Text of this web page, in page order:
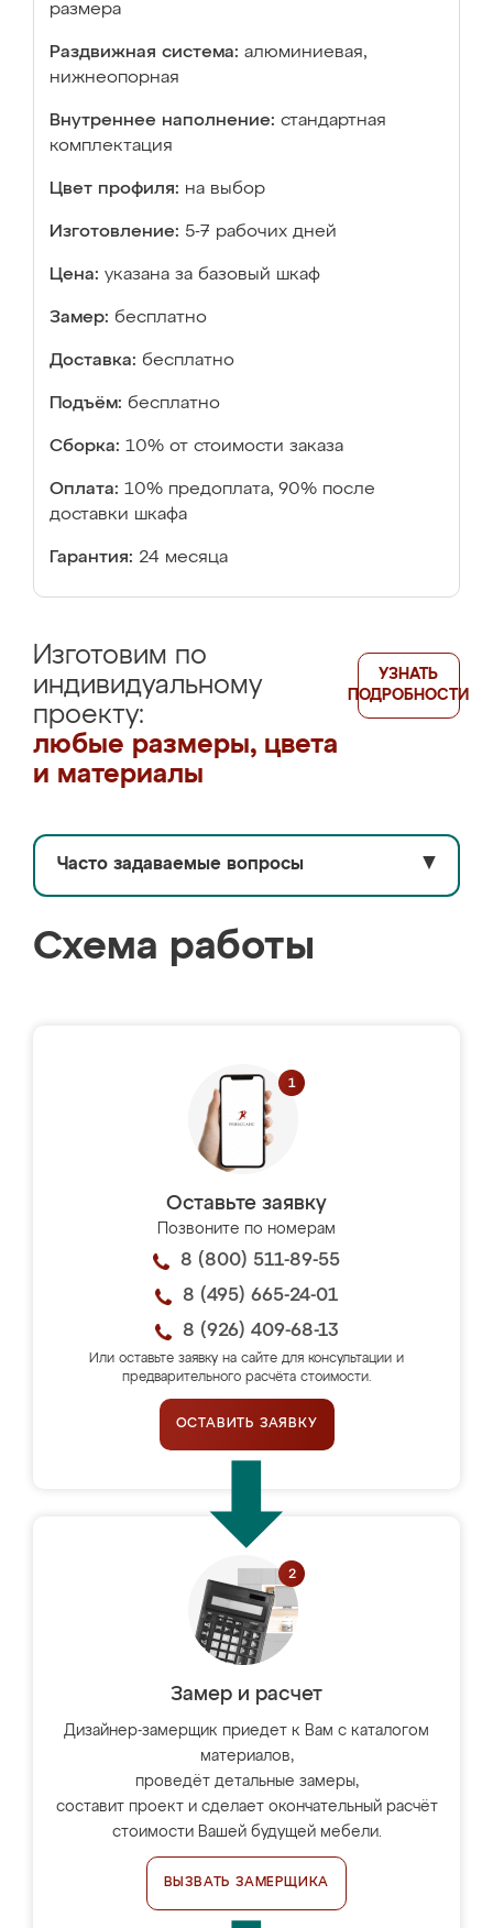
размера
Раздвижная система: алюминиевая,
нижнеопорная
Внутреннее наполнение: стандартная
комплектация
Цвет профиля: на выбор
Изготовление: 5-7 рабочих дней
Цена: указана за базовый шкаф
Замер: бесплатно
Доставка: бесплатно
Подъём: бесплатно
Сборка: 10% от стоимости заказа
Оплата: 10% предоплата, 90% после
доставки шкафа
Гарантия: 24 месяца
Изготовим по
индивидуальному
проекту:
любые размеры, цвета
и материалы
УЗНАТЬ
ПОДРОБНОСТИ
Часто задаваемые вопросы ▼
Схема работы
Оставьте заявку
Позвоните по номерам
8 (800) 511-89-55
8 (495) 665-24-01
8 (926) 409-68-13
Или оставьте заявку на сайте для консультации и
предварительного расчёта стоимости.
ОСТАВИТЬ ЗАЯВКУ
Замер и расчет
Дизайнер-замерщик приедет к Вам с каталогом
материалов,
проведёт детальные замеры,
составит проект и сделает окончательный расчёт
стоимости Вашей будущей мебели.
ВЫЗВАТЬ ЗАМЕРЩИКА